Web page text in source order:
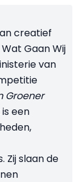
creatief
Gaan Wij
van
Groener
is een
Zij slaan de